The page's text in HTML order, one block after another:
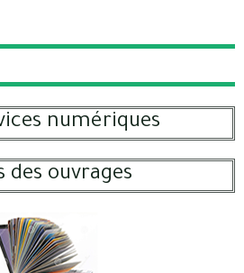
numériques
des ouvrages